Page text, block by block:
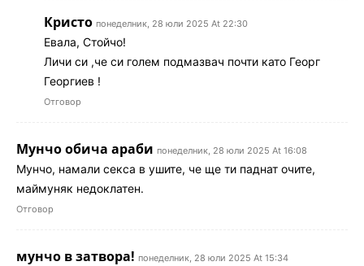
Кристо понеделник, 28 юли 2025 At 22:30
Евала, Стойчо!
Личи си ,че си голем подмазвач почти като Георг
Георгиев !
Отговор
Мунчо обича араби понеделник, 28 юли 2025 At 16:08
Мунчо, намали секса в ушите, че ще ти паднат очите,
маймуняк недоклатен.
Отговор
мунчо в затвора! понеделник, 28 юли 2025 At 15:34